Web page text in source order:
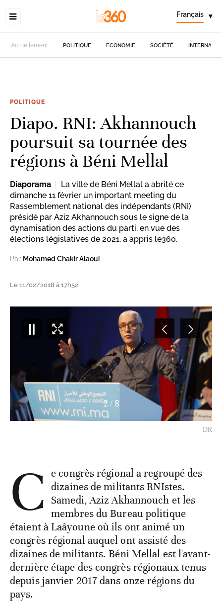
Français ▾
Actuellement POLITIQUE ECONOMIE SOCIÉTÉ
POLITIQUE
Diapo. RNI: Akhannouch
poursuit sa tournée des
régions à Béni Mellal
Diaporama
La ville de Béni Mellal a abrité ce
dimanche 11 février un important meeting du
Rassemblement national des indépendants (RNI)
présidé par Aziz Akhannouch sous le signe de la
dynamisation des actions du parti, en vue des
élections législatives de 2021, a appris le360.
Par Mohamed Chakir Alaoui
Le 11/02/2018 à 17h52
3 / 8
DR
C e congrès régional a regroupé des
dizaines de militants RNIstes.
Samedi, Aziz Akhannouch et les
membres du Bureau politique
étaient à Laâyoune où ils ont animé un
congrès régional auquel ont assisté des
dizaines de militants. Béni Mellal est l'avant-
dernière étape des congrès régionaux tenus
depuis janvier 2017 dans onze régions du
pays.